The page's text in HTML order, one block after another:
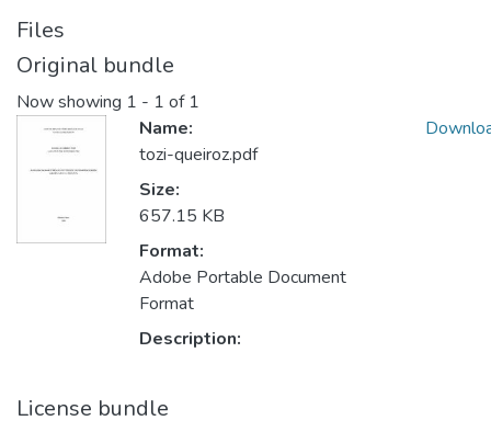
Files
Original bundle
Now showing 1 - 1 of 1
Name:
tozi-queiroz.pdf
Size:
657.15 KB
Format:
Adobe Portable Document
Format
Description:
License bundle